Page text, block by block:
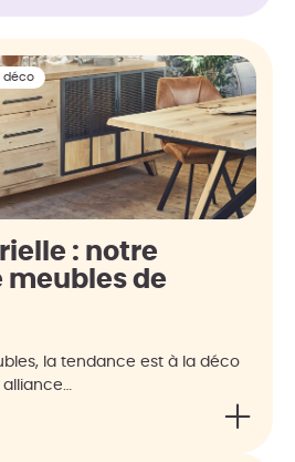
déco
: notre
meubles de
la tendance est à la déco
alliance…